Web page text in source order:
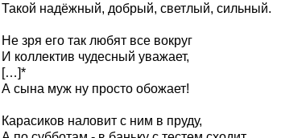
Такой надёжный, добрый, светлый, сильный.
Не зря его так любят все вокруг
И коллектив чудесный уважает,
[…]*
А сына муж ну просто обожает!
Карасиков наловит с ним в пруду,